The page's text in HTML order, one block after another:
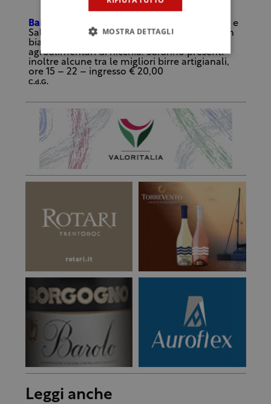
Banco d’Assaggio
(Sala Conferenze, Sala Bar e
Sala Giardino), Cantine italiane ed estere, con
bianchi e rossi per tutti i palati e produzioni
agroalimentari di nicchia. Saranno presenti
inoltre alcune tra le migliori birre artigianali,
ore 15 – 22 – ingresso € 20,00
C.d.G.
Leggi anche
MOSTRA DETTAGLI